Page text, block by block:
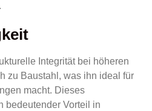
Integrität bei höheren
zu Baustahl, was ihn ideal für
macht. Dieses
bedeutender Vorteil in